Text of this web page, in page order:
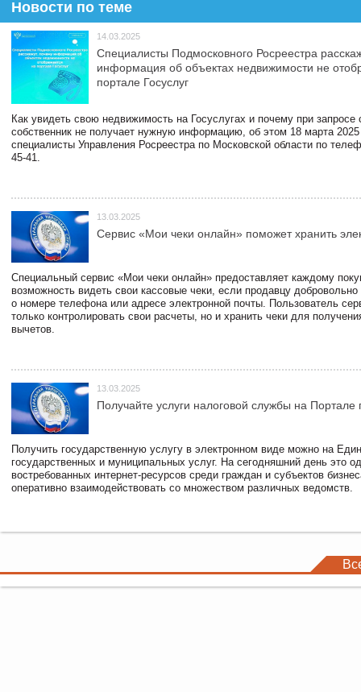
Новости по теме
14.03.2025
Специалисты Подмосковного Росреестра
информация об объектах недвижимости не
портале Госуслуг
Как увидеть свою недвижимость на Госуслугах и почему при запросе
собственник не получает нужную информацию, об этом 18 марта 2025
специалисты Управления Росреестра по Московской области по
45-41.
13.03.2025
Сервис «Мои чеки онлайн» поможет хранить
Специальный сервис «Мои чеки онлайн» предоставляет каждому
возможность видеть свои кассовые чеки, если продавцу
о номере телефона или адресе электронной почты. Пользователь
только контролировать свои расчеты, но и хранить чеки для
вычетов.
13.03.2025
Получайте услуги налоговой службы на Портале
Получить государственную услугу в электронном виде можно на
государственных и муниципальных услуг. На сегодняшний день это
востребованных интернет-ресурсов среди граждан и субъектов
оперативно взаимодействовать со множеством различных ведомств.